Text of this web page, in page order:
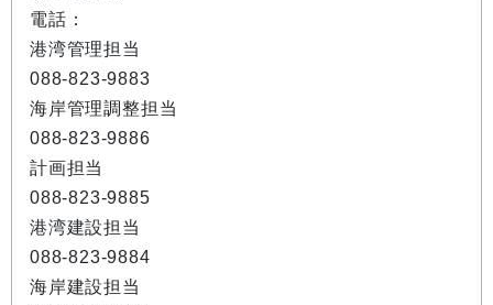
電話：
港湾管理担当
088-823-9883
海岸管理調整担当
088-823-9886
計画担当
088-823-9885
港湾建設担当
088-823-9884
海岸建設担当